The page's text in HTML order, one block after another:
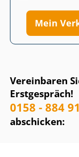
Vereinbaren
Erstgespräch!
0158 - 884
abschicken:
Mein